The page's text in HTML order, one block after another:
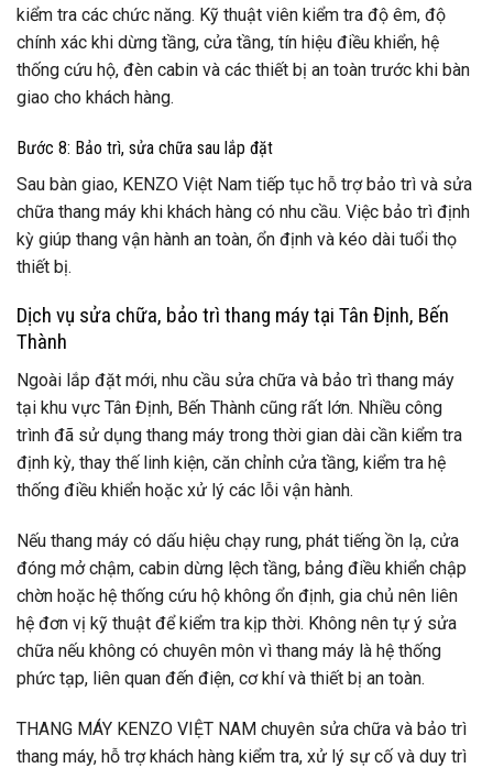
kiểm tra các chức năng. Kỹ thuật viên kiểm tra độ êm, độ
chính xác khi dừng tầng, cửa tầng, tín hiệu điều khiển, hệ
thống cứu hộ, đèn cabin và các thiết bị an toàn trước khi bàn
giao cho khách hàng.
Bước 8: Bảo trì, sửa chữa sau lắp đặt
Sau bàn giao, KENZO Việt Nam tiếp tục hỗ trợ bảo trì và sửa
chữa thang máy khi khách hàng có nhu cầu. Việc bảo trì định
kỳ giúp thang vận hành an toàn, ổn định và kéo dài tuổi thọ
thiết bị.
Dịch vụ sửa chữa, bảo trì thang máy tại Tân Định, Bến
Thành
Ngoài lắp đặt mới, nhu cầu sửa chữa và bảo trì thang máy
tại khu vực Tân Định, Bến Thành cũng rất lớn. Nhiều công
trình đã sử dụng thang máy trong thời gian dài cần kiểm tra
định kỳ, thay thế linh kiện, căn chỉnh cửa tầng, kiểm tra hệ
thống điều khiển hoặc xử lý các lỗi vận hành.
Nếu thang máy có dấu hiệu chạy rung, phát tiếng ồn lạ, cửa
đóng mở chậm, cabin dừng lệch tầng, bảng điều khiển chập
chờn hoặc hệ thống cứu hộ không ổn định, gia chủ nên liên
hệ đơn vị kỹ thuật để kiểm tra kịp thời. Không nên tự ý sửa
chữa nếu không có chuyên môn vì thang máy là hệ thống
phức tạp, liên quan đến điện, cơ khí và thiết bị an toàn.
THANG MÁY KENZO VIỆT NAM chuyên sửa chữa và bảo trì
thang máy, hỗ trợ khách hàng kiểm tra, xử lý sự cố và duy trì